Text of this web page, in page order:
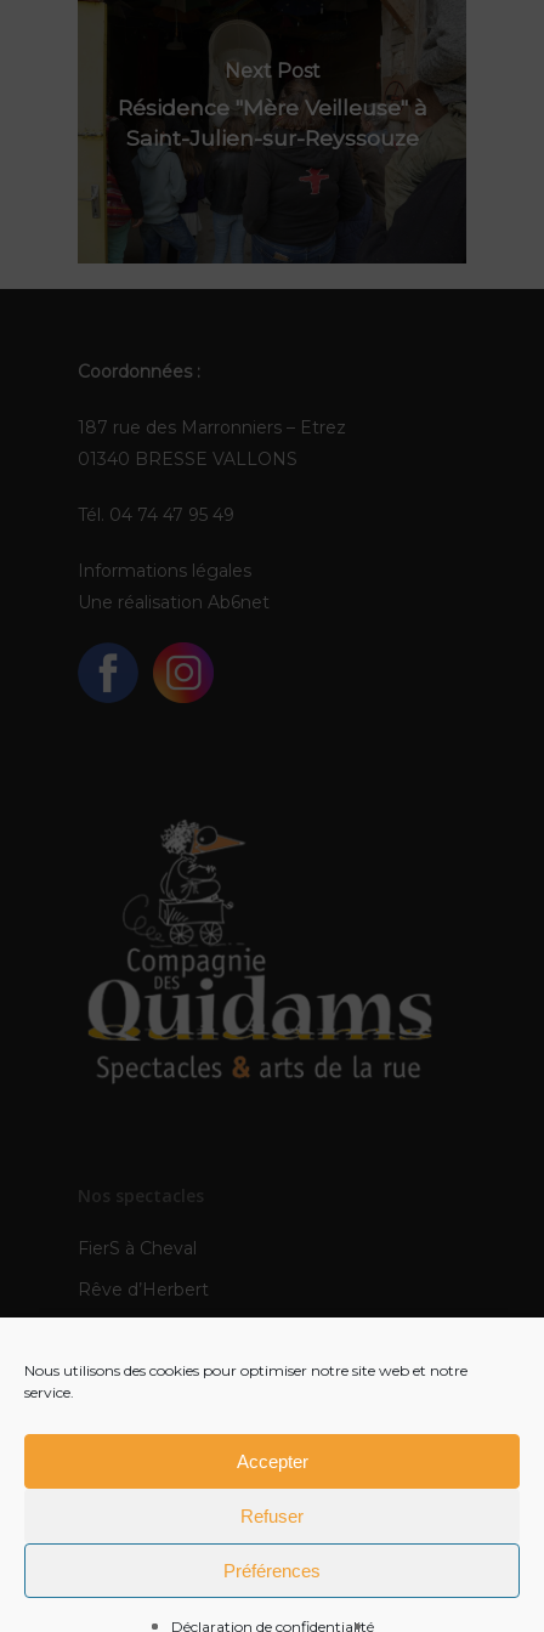
Nous utilisons des cookies pour optimiser notre site web et notre
service.
Accepter
Refuser
Préférences
Déclaration de confidentialité
Next Post
Résidence "Mère Veilleuse" à
Saint-Julien-sur-Reyssouze
Coordonnées :
187 rue des Marronniers – Etrez
01340 BRESSE VALLONS
Tél. 04 74 47 95 49
Informations légales
Une réalisation Ab6net
Nos spectacles
FierS à Cheval
Rêve d’Herbert
Les Pops
Polynie – création 2022
Les Pops
Polynie
Contact
FR
EN